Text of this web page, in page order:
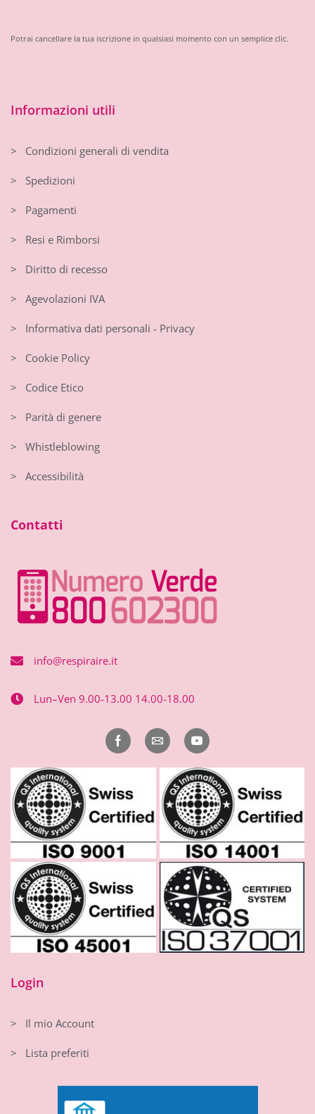
Potrai cancellare la tua iscrizione in qualsiasi momento con un semplice clic.
Informazioni utili
> Condizioni generali di vendita
> Spedizioni
> Pagamenti
> Resi e Rimborsi
> Diritto di recesso
> Agevolazioni IVA
> Informativa dati personali - Privacy
> Cookie Policy
> Codice Etico
> Parità di genere
> Whistleblowing
> Accessibilità
Contatti
info@respiraire.it
Lun–Ven 9.00-13.00 14.00-18.00
Login
> Il mio Account
> Lista preferiti